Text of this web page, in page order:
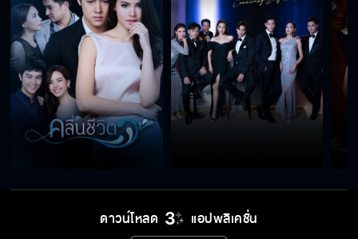
ถ้ารู้ว่ายังคิดถึงพี่อยู่ พี่กลับมาหานานแล้ว
ต่อไปนี้เราจะได้สู้กันอย่างเปิดหน้าสักทีนะเพื่อน
ดาวน์โหลด แอปพลิเคชั่น